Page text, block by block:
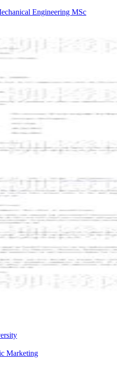
Engineering MSc
Marketing